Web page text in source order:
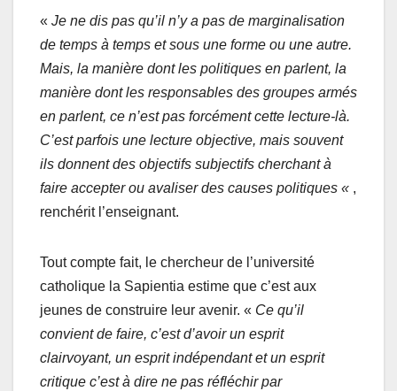
« Je ne dis pas qu’il n’y a pas de marginalisation
de temps à temps et sous une forme ou une autre.
Mais, la manière dont les politiques en parlent, la
manière dont les responsables des groupes armés
en parlent, ce n’est pas forcément cette lecture-là.
C’est parfois une lecture objective, mais souvent
ils donnent des objectifs subjectifs cherchant à
faire accepter ou avaliser des causes politiques « ,
renchérit l’enseignant.
Tout compte fait, le chercheur de l’université
catholique la Sapientia estime que c’est aux
jeunes de construire leur avenir. « Ce qu’il
convient de faire, c’est d’avoir un esprit
clairvoyant, un esprit indépendant et un esprit
critique c’est à dire ne pas réfléchir par